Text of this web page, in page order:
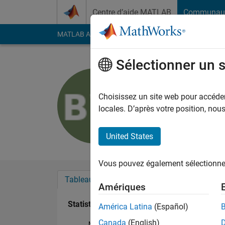
Centre d’aide MATLAB
MATLAB Answers File Exchange Cody
Last seen: plus d'un
Followers:0
Tableau de bord
Statistiques
Sélectionner un
Choisissez un site web pour
locales. D’après votre position,
United States
Vous pouvez également
Amériques
América Latina (Español)
Canada (English)